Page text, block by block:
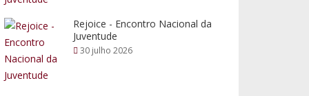
Rejoice - Encontro Nacional da
Juventude
30 julho 2026